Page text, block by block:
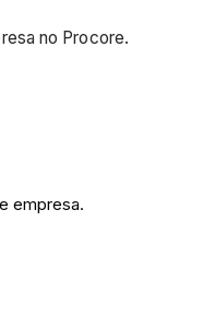
no Procore.
empresa.